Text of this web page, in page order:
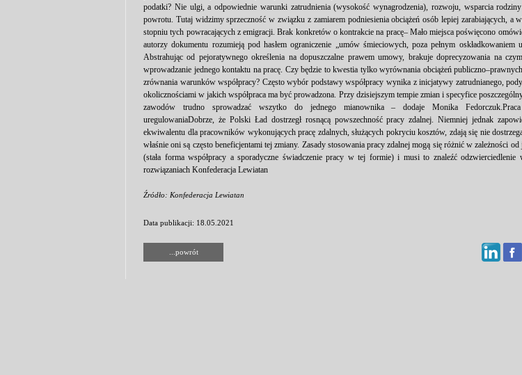
podatki? Nie ulgi, a odpowiednie warunki zatrudnienia (wysokość wynagrodzenia), rozwoju, wsparcia rodziny
powrotu. Tutaj widzimy sprzeczność w związku z zamiarem podniesienia obciążeń osób lepiej zarabiających, a
stopniu tych powracających z emigracji. Brak konkretów o kontrakcie na pracę– Mało miejsca poświęcono
autorzy dokumentu rozumieją pod hasłem ograniczenie „umów śmieciowych, poza pełnym oskładkowaniem
Abstrahując od pejoratywnego określenia na dopuszczalne prawem umowy, brakuje doprecyzowania na
wprowadzanie jednego kontaktu na pracę. Czy będzie to kwestia tylko wyrównania obciążeń
zrównania warunków współpracy? Często wybór podstawy współpracy wynika z inicjatywy zatrudnianego,
okolicznościami w jakich współpraca ma być prowadzona. Przy dzisiejszym tempie zmian i specyfice
zawodów trudno sprowadzać wszytko do jednego mianownika – dodaje Monika
uregulowaniaDobrze, że Polski Ład dostrzegł rosnącą powszechność pracy zdalnej. Niemniej jednak
ekwiwalentu dla pracowników wykonujących pracę zdalnych, służących pokryciu kosztów, zdają się nie
właśnie oni są często beneficjentami tej zmiany. Zasady stosowania pracy zdalnej mogą się różnić w zależności od
(stała forma współpracy a sporadyczne świadczenie pracy w tej formie) i musi to znaleźć odzwierciedlenie
rozwiązaniach Konfederacja Lewiatan
Źródło: Konfederacja Lewiatan
Data publikacji: 18.05.2021
...powrót